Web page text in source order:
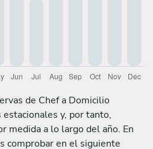
de Chef a Domicilio
y, por tanto,
medida a lo largo del año. En
comprobar en el siguiente